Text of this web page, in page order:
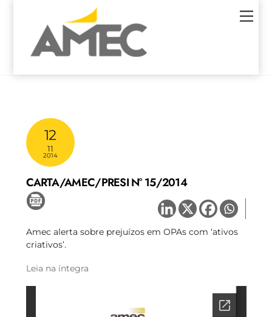
12
11
2014
CARTA/AMEC/PRESI N° 15/2014
Amec alerta sobre prejuízos em OPAs com ‘ativos
criativos’.
Leia na íntegra